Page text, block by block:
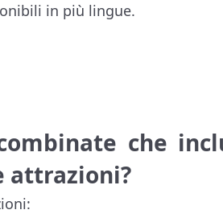
in più lingue.
che
attrazioni?